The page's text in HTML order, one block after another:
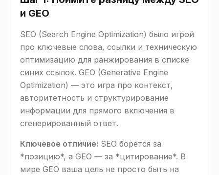
и GEO
SEO (Search Engine Optimization) было игрой
про ключевые слова, ссылки и техническую
оптимизацию для ранжирования в списке
синих ссылок. GEO (Generative Engine
Optimization) — это игра про контекст,
авторитетность и структурирование
информации для прямого включения в
сгенерированный ответ.
Ключевое отличие: SEO борется за
*позицию*, а GEO — за *цитирование*. В
мире GEO ваша цель не просто быть на